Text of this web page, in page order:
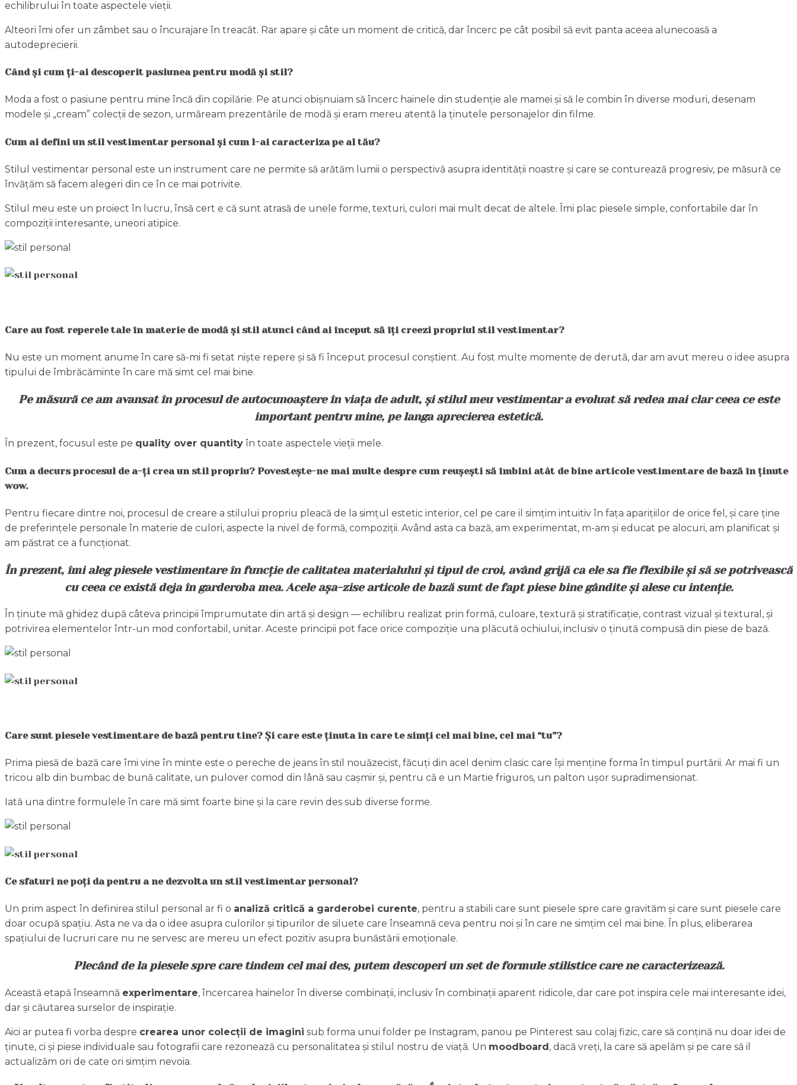
echilibrului în toate aspectele vieții.
Alteori îmi ofer un zâmbet sau o încurajare în treacăt. Rar apare și câte un moment de critică, dar încerc pe cât posibil să evit panta aceea alunecoasă a
autodeprecierii.
Când și cum ți-ai descoperit pasiunea pentru modă și stil?
Moda a fost o pasiune pentru mine încă din copilărie. Pe atunci obișnuiam să încerc hainele din studenție ale mamei și să le combin în diverse moduri, desenam
modele și „cream” colecții de sezon, urmăream prezentările de modă și eram mereu atentă la ținutele personajelor din filme.
Cum ai defini un stil vestimentar personal și cum l-ai caracteriza pe al tău?
Stilul vestimentar personal este un instrument care ne permite să arătăm lumii o perspectivă asupra identității noastre și care se conturează progresiv, pe măsură ce
învățăm să facem alegeri din ce în ce mai potrivite.
Stilul meu este un proiect în lucru, însă cert e că sunt atrasă de unele forme, texturi, culori mai mult decat de altele. Îmi plac piesele simple, confortabile dar în
compoziții interesante, uneori atipice.
Care au fost reperele tale în materie de modă și stil atunci când ai început să îți creezi propriul stil vestimentar?
Nu este un moment anume în care să-mi fi setat niște repere și să fi început procesul conștient. Au fost multe momente de derută, dar am avut mereu o idee asupra
tipului de îmbrăcăminte în care mă simt cel mai bine.
Pe măsură ce am avansat în procesul de autocunoaștere în viața de adult, și stilul meu vestimentar a evoluat să redea mai clar ceea ce este
important pentru mine, pe langa aprecierea estetică.
În prezent, focusul este pe quality over quantity în toate aspectele vieții mele.
Cum a decurs procesul de a-ți crea un stil propriu? Povestește-ne mai multe despre cum reușești să îmbini atât de bine articole vestimentare de bază în ținute
wow.
Pentru fiecare dintre noi, procesul de creare a stilului propriu pleacă de la simțul estetic interior, cel pe care il simțim intuitiv în fața aparițiilor de orice fel, și care ține
de preferințele personale în materie de culori, aspecte la nivel de formă, compoziții. Având asta ca bază, am experimentat, m-am și educat pe alocuri, am planificat și
am păstrat ce a funcționat.
În prezent, îmi aleg piesele vestimentare în funcție de calitatea materialului și tipul de croi, având grijă ca ele sa fie flexibile și să se potrivească
cu ceea ce există deja în garderoba mea. Acele așa-zise articole de bază sunt de fapt piese bine gândite și alese cu intenție.
În ținute mă ghidez după câteva principii împrumutate din artă și design — echilibru realizat prin formă, culoare, textură și stratificație, contrast vizual și textural, și
potrivirea elementelor într-un mod confortabil, unitar. Aceste principii pot face orice compoziție una plăcută ochiului, inclusiv o ținută compusă din piese de bază.
Care sunt piesele vestimentare de bază pentru tine? Și care este ținuta în care te simți cel mai bine, cel mai “tu”?
Prima piesă de bază care îmi vine în minte este o pereche de jeans în stil nouăzecist, făcuți din acel denim clasic care își menține forma în timpul purtării. Ar mai fi un
tricou alb din bumbac de bună calitate, un pulover comod din lână sau cașmir și, pentru că e un Martie friguros, un palton ușor supradimensionat.
Iată una dintre formulele în care mă simt foarte bine și la care revin des sub diverse forme.
Ce sfaturi ne poți da pentru a ne dezvolta un stil vestimentar personal?
Un prim aspect în definirea stilul personal ar fi o analiză critică a garderobei curente, pentru a stabili care sunt piesele spre care gravităm și care sunt piesele care
doar ocupă spațiu. Asta ne va da o idee asupra culorilor și tipurilor de siluete care înseamnă ceva pentru noi și în care ne simțim cel mai bine. În plus, eliberarea
spațiului de lucruri care nu ne servesc are mereu un efect pozitiv asupra bunăstării emoționale.
Plecând de la piesele spre care tindem cel mai des, putem descoperi un set de formule stilistice care ne caracterizează.
Această etapă înseamnă experimentare, încercarea hainelor în diverse combinații, inclusiv în combinații aparent ridicole, dar care pot inspira cele mai interesante idei,
dar și căutarea surselor de inspirație.
Aici ar putea fi vorba despre crearea unor colecții de imagini sub forma unui folder pe Instagram, panou pe Pinterest sau colaj fizic, care să conțină nu doar idei de
ținute, ci și piese individuale sau fotografii care rezonează cu personalitatea și stilul nostru de viață. Un moodboard, dacă vreți, la care să apelăm și pe care să il
actualizăm ori de cate ori simțim nevoia.